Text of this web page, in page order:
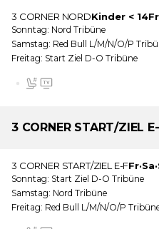
Ticketinformationen:
Diese Eintrittskarte ist
Sonntag
Nummerierte Sitzplätze
Dieses Ticket wird als E-
3 CORNER NORDKinder < 14Fr
Sonntag Nord Tribüne
Samstag Red Bull L/M/N/O/P
Freitag Start Ziel D-O Tribüne
Ticketinformationen:
Altersgrenzen finden Sie
Diese Eintrittskarte ist
Sonntag
Nicht überdachte Tribüne
3 CORNER START/ZIEL
3 CORNER START/ZIEL E-FFr·Sa·
Sonntag Start Ziel D-O Tribüne
Samstag Nord Tribüne
Freitag Red Bull L/M/N/O/P